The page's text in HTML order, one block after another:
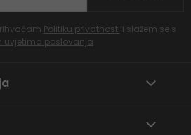
Politiku privatnosti i slažem se s
uvjetima poslovanja